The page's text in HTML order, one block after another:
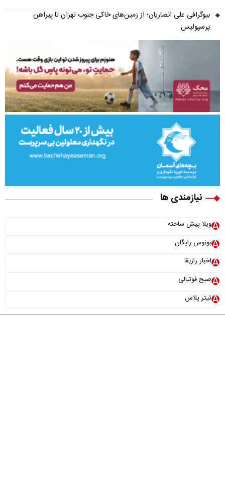
بیوگرافی علی انصاریان؛ از زمین‌های خاکی جنوب تهران تا پیراهن
پرسپولیس
نیازمندی ها
ویلا پیش ساخته
بونوس رایگان
اخبار رازبقا
صبح فوتبالی
تیتر پلاس